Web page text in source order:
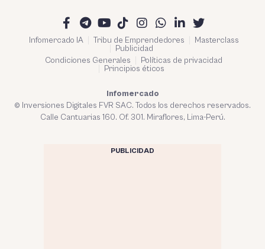
Infomercado IA Tribu de Emprendedores
Masterclass
Publicidad
Condiciones Generales
Políticas de privacidad
Principios éticos
Infomercado
© Inversiones Digitales FVR SAC. Todos los derechos reservados.
Calle Cantuarias 160. Of. 301. Miraflores, Lima-Perú.
PUBLICIDAD